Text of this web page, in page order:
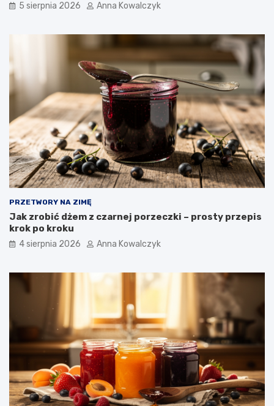
5 sierpnia 2026 Anna Kowalczyk
PRZETWORY NA ZIMĘ
Jak zrobić dżem z czarnej porzeczki – prosty przepis
krok po kroku
4 sierpnia 2026 Anna Kowalczyk